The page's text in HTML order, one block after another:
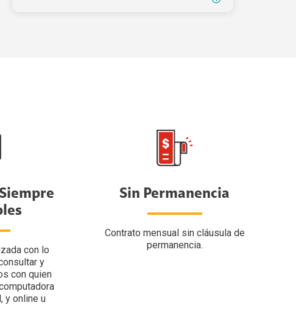
con lo
y
con quien
y online u
Sin Permanencia
Contrato mensual sin cláusula de
permanencia.